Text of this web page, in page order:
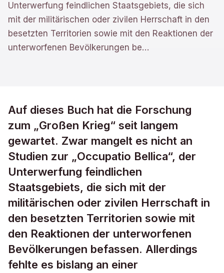
Unterwerfung feindlichen Staatsgebiets, die sich
mit der militärischen oder zivilen Herrschaft in den
besetzten Territorien sowie mit den Reaktionen der
unterworfenen Bevölkerungen be…
Auf dieses Buch hat die Forschung
zum „Großen Krieg“ seit langem
gewartet. Zwar mangelt es nicht an
Studien zur „Occupatio Bellica“, der
Unterwerfung feindlichen
Staatsgebiets, die sich mit der
militärischen oder zivilen Herrschaft in
den besetzten Territorien sowie mit
den Reaktionen der unterworfenen
Bevölkerungen befassen. Allerdings
fehlte es bislang an einer